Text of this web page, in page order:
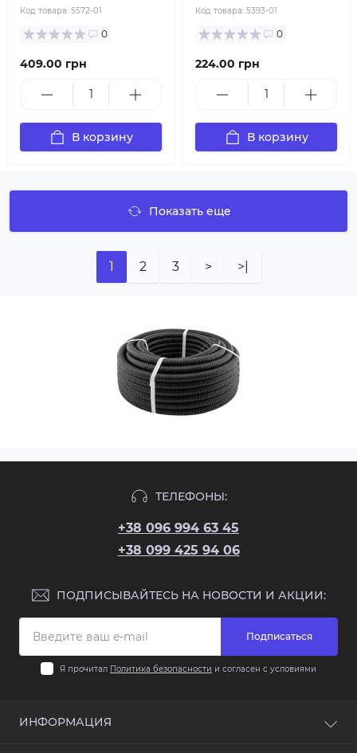
Код товара: 5572-01
0
409.00 грн
В корзину
Код товара: 5393-01
0
224.00 грн
В корзину
Показать еще
1 2 3 > >|
ТЕЛЕФОНЫ:
+38 096 994 63 45
+38 099 425 94 06
ПОДПИСЫВАЙТЕСЬ НА НОВОСТИ И АКЦИИ:
Подписаться
Я прочитал Политика безопасности и согласен с условиями
ИНФОРМАЦИЯ